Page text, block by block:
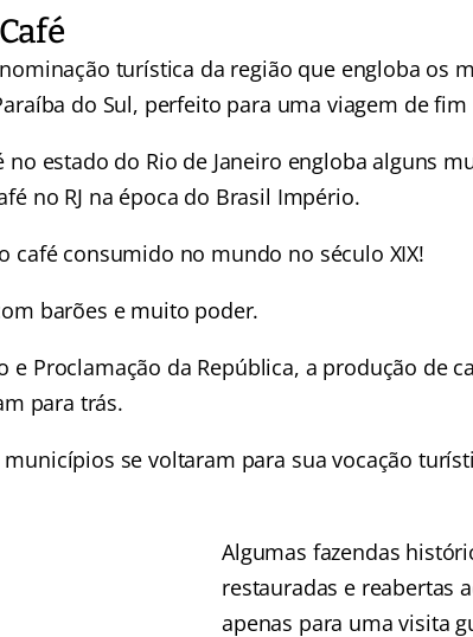
turística da região que engloba os
do Sul, perfeito para uma viagem de fim
no estado do Rio de Janeiro engloba alguns
no RJ na época do Brasil Império.
café consumido no mundo no século XIX!
barões e muito poder.
e Proclamação da República, a produção de
para trás.
se voltaram para sua vocação
Algumas fazendas
restauradas e reabertas
apenas para uma visita